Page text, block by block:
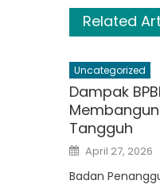
Related
Uncategorized
Dampak
Tangguh
Posted
on
April 27, 2026
Badan